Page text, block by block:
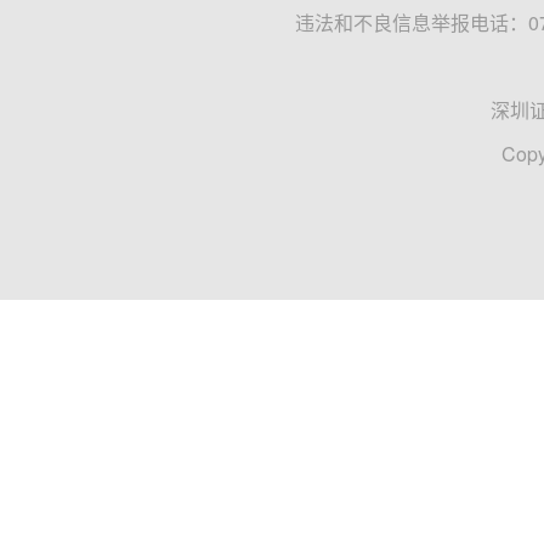
违法和不良信息举报电话：
深圳